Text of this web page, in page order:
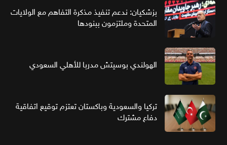
بزشكيان: ندعم تنفيذ مذكرة التفاهم مع الولايات
المتحدة وملتزمون ببنودها
الهولندي بوسيتش مدربا للأهلي السعودي
تركيا والسعودية وباكستان تعتزم توقيع اتفاقية
دفاع مشترك